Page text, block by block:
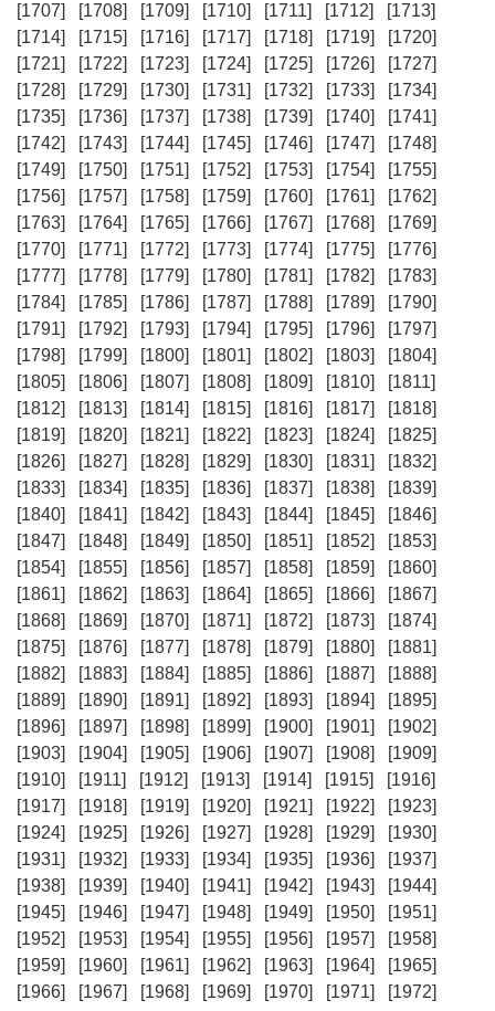
[1707]
[1708] [1709] [1710] [1711] [1712]
[1713]
[1714]
[1715] [1716] [1717] [1718] [1719]
[1720]
[1721]
[1722] [1723] [1724] [1725] [1726]
[1727]
[1728]
[1729] [1730] [1731] [1732] [1733]
[1734]
[1735]
[1736] [1737] [1738] [1739] [1740]
[1741]
[1742]
[1743] [1744] [1745] [1746] [1747]
[1748]
[1749]
[1750] [1751] [1752] [1753] [1754]
[1755]
[1756]
[1757] [1758] [1759] [1760] [1761]
[1762]
[1763]
[1764] [1765] [1766] [1767] [1768]
[1769]
[1770]
[1771] [1772] [1773] [1774] [1775]
[1776]
[1777]
[1778] [1779] [1780] [1781] [1782]
[1783]
[1784]
[1785] [1786] [1787] [1788] [1789]
[1790]
[1791]
[1792] [1793] [1794] [1795] [1796]
[1797]
[1798]
[1799] [1800] [1801] [1802] [1803]
[1804]
[1805]
[1806] [1807] [1808] [1809] [1810]
[1811]
[1812]
[1813] [1814] [1815] [1816] [1817]
[1818]
[1819]
[1820] [1821] [1822] [1823] [1824]
[1825]
[1826]
[1827] [1828] [1829] [1830] [1831]
[1832]
[1833]
[1834] [1835] [1836] [1837] [1838]
[1839]
[1840]
[1841] [1842] [1843] [1844] [1845]
[1846]
[1847]
[1848] [1849] [1850] [1851] [1852]
[1853]
[1854]
[1855] [1856] [1857] [1858] [1859]
[1860]
[1861]
[1862] [1863] [1864] [1865] [1866]
[1867]
[1868]
[1869] [1870] [1871] [1872] [1873]
[1874]
[1875]
[1876] [1877] [1878] [1879] [1880]
[1881]
[1882]
[1883] [1884] [1885] [1886] [1887]
[1888]
[1889]
[1890] [1891] [1892] [1893] [1894]
[1895]
[1896]
[1897] [1898] [1899] [1900] [1901]
[1902]
[1903]
[1904] [1905] [1906] [1907] [1908]
[1909]
[1910]
[1911] [1912] [1913] [1914] [1915]
[1916]
[1917]
[1918] [1919] [1920] [1921] [1922]
[1923]
[1924]
[1925] [1926] [1927] [1928] [1929]
[1930]
[1931]
[1932] [1933] [1934] [1935] [1936]
[1937]
[1938]
[1939] [1940] [1941] [1942] [1943]
[1944]
[1945]
[1946] [1947] [1948] [1949] [1950]
[1951]
[1952]
[1953] [1954] [1955] [1956] [1957]
[1958]
[1959]
[1960] [1961] [1962] [1963] [1964]
[1965]
[1966]
[1967] [1968] [1969] [1970] [1971]
[1972]